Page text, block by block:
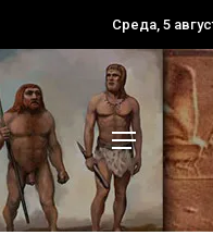
Среда, 5